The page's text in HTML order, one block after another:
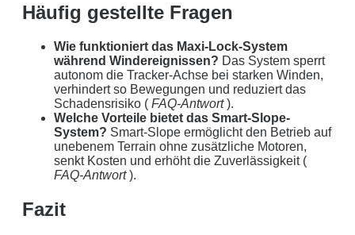
Häufig gestellte Fragen
Wie funktioniert das Maxi-Lock-System
während Windereignissen? Das System sperrt
autonom die Tracker-Achse bei starken Winden,
verhindert so Bewegungen und reduziert das
Schadensrisiko ( FAQ-Antwort).
Welche Vorteile bietet das Smart-Slope-
System? Smart-Slope ermöglicht den Betrieb auf
unebenem Terrain ohne zusätzliche Motoren,
senkt Kosten und erhöht die Zuverlässigkeit (
FAQ-Antwort).
Fazit